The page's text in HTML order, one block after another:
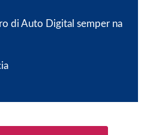
di Auto Digital semper na